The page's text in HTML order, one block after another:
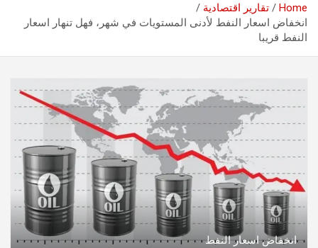
Home
تقارير اقتصادية
انخفاض اسعار النفط لأدنى المستويات في شهر، فهل تنهار اسعار
النفط قريبا
انخفاض اسعار النفط